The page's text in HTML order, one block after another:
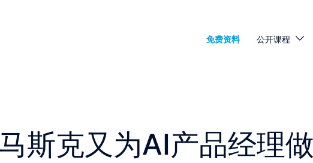
免费资料 公开课程
斯克又为AI产品经理